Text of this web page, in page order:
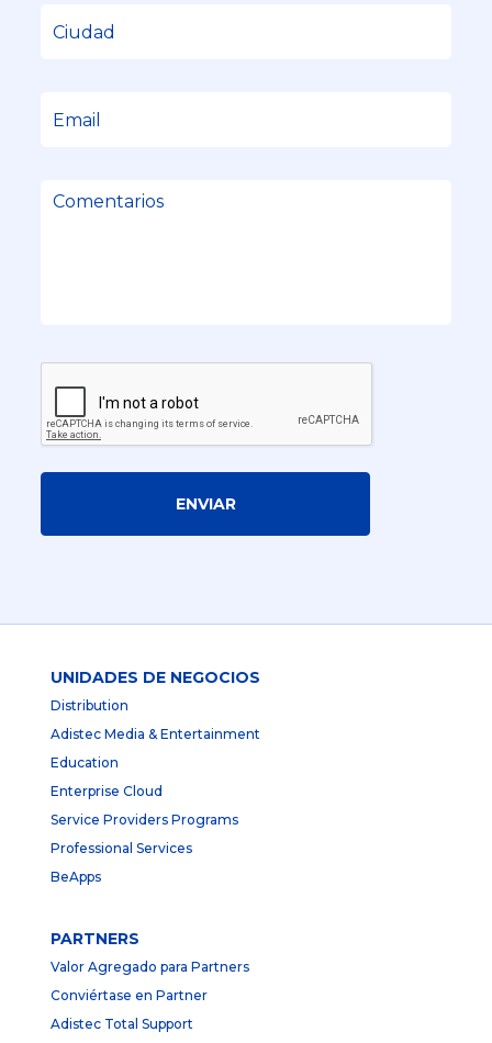
ENVIAR
UNIDADES DE NEGOCIOS
Distribution
Adistec Media & Entertainment
Education
Enterprise Cloud
Service Providers Programs
Professional Services
BeApps
PARTNERS
Valor Agregado para Partners
Conviértase en Partner
Adistec Total Support